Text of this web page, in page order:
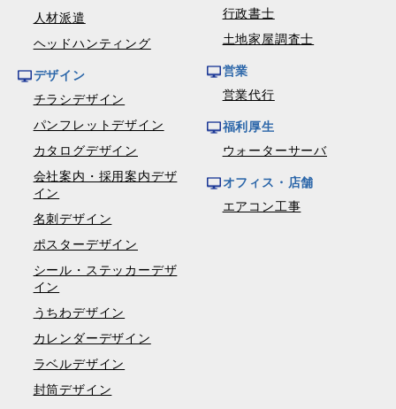
人材派遣
ヘッドハンティング
デザイン
チラシデザイン
パンフレットデザイン
カタログデザイン
会社案内・採用案内デザ
イン
名刺デザイン
ポスターデザイン
シール・ステッカーデザ
イン
うちわデザイン
カレンダーデザイン
ラベルデザイン
封筒デザイン
行政書士
土地家屋調査士
営業
営業代行
福利厚生
ウォーターサーバ
オフィス・店舗
エアコン工事